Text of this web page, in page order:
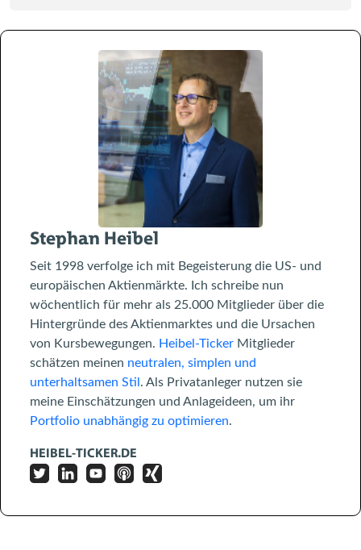
Stephan Heibel
Seit 1998 verfolge ich mit Begeisterung die US- und
europäischen Aktienmärkte. Ich schreibe nun
wöchentlich für mehr als 25.000 Mitglieder über die
Hintergründe des Aktienmarktes und die Ursachen
von Kursbewegungen. Heibel-Ticker Mitglieder
schätzen meinen neutralen, simplen und
unterhaltsamen Stil . Als Privatanleger nutzen sie
meine Einschätzungen und Anlageideen, um ihr
Portfolio unabhängig zu optimieren.
HEIBEL-TICKER.DE